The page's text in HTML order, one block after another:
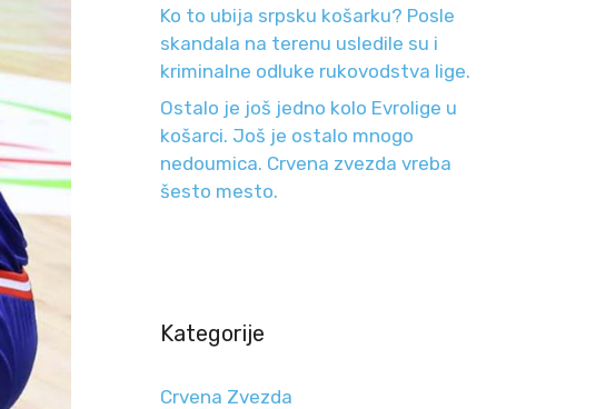
Ko to ubija srpsku košarku? Posle
skandala na terenu usledile su i
kriminalne odluke rukovodstva lige.
Ostalo je još jedno kolo Evrolige u
košarci. Još je ostalo mnogo
nedoumica. Crvena zvezda vreba
šesto mesto.
Kategorije
Crvena Zvezda